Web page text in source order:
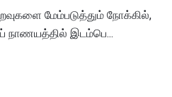
மேம்படுத்தும் நோக்கில்,
நாணயத்தில் இடம்பெ...